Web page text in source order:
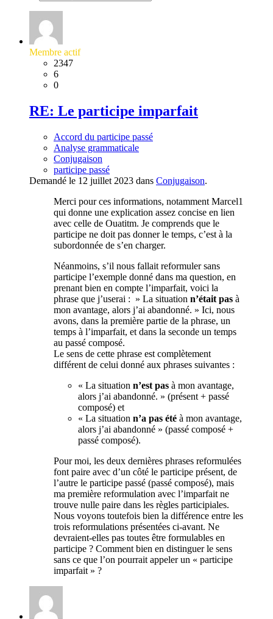
Membre actif
2347
6
0
RE: Le participe imparfait
Accord du participe passé
Analyse grammaticale
Conjugaison
participe passé
Demandé le 12 juillet 2023 dans Conjugaison.
Merci pour ces informations, notamment Marcel1
qui donne une explication assez concise en lien
avec celle de Ouatitm. Je comprends que le
participe ne doit pas donner le temps, c’est à la
subordonnée de s’en charger.
Néanmoins, s’il nous fallait reformuler sans
participe l’exemple donné dans ma question, en
prenant bien en compte l’imparfait, voici la
phrase que j’userai : » La situation n’était pas à
mon avantage, alors j’ai abandonné. » Ici, nous
avons, dans la première partie de la phrase, un
temps à l’imparfait, et dans la seconde un temps
au passé composé.
Le sens de cette phrase est complètement
différent de celui donné aux phrases suivantes :
« La situation n’est pas à mon avantage,
alors j’ai abandonné. » (présent + passé
composé) et
« La situation n’a pas été à mon avantage,
alors j’ai abandonné » (passé composé +
passé composé).
Pour moi, les deux dernières phrases reformulées
font paire avec d’un côté le participe présent, de
l’autre le participe passé (passé composé), mais
ma première reformulation avec l’imparfait ne
trouve nulle paire dans les règles participiales.
Nous voyons toutefois bien la différence entre les
trois reformulations présentées ci-avant. Ne
devraient-elles pas toutes être formulables en
participe ? Comment bien en distinguer le sens
sans ce que l’on pourrait appeler un « participe
imparfait » ?